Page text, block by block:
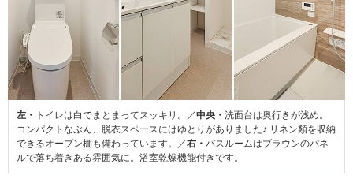
左・ トイレは白でまとまってスッキリ。／中央・ 洗面台は奥行きが浅め。
コンパクトなぶん、脱衣スペースにはゆとりがありました♪ リネン類を収納
できるオープン棚も備わっています。／右・ バスルームはブラウンのパネ
ルで落ち着きある雰囲気に。浴室乾燥機能付きです。